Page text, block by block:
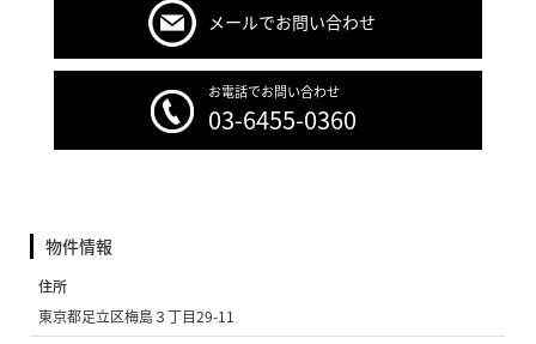
メールでお問い合わせ
お電話でお問い合わせ
03-6455-0360
物件情報
住所
東京都足立区梅島３丁目29-11